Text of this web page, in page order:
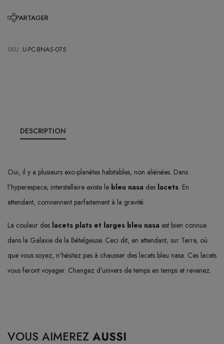
PARTAGER
SKU: U-PC-BNAS-075
DESCRIPTION
Oui, il y a plusieurs exo-planètes habitables, non aliénées. Dans
l’hyperespace, interstellaire existe le bleu nasa des lacets. En
attendant, conviennent parfaitement à la gravité.
La couleur des lacets plats et larges bleu nasa est bien connue
dans la Galaxie de la Bételgeuse. Ceci dit, en attendant, sur Terre, où
que vous soyez, n’hésitez pas à chausser des lacets bleu nasa. Ces lacets
vous feront voyager. Changez d’univers de temps en temps et revenez.
VOUS AIMEREZ AUSSI